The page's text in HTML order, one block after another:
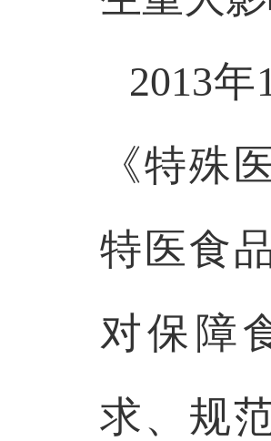
2013
《特殊
特医食
对保障
求、规